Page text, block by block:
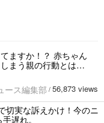
ますか！？ 赤ちゃん
しまう親の行動とは…
ース編集部 / 56,873 views
切実な訴えかけ！今のニ
遅れ。